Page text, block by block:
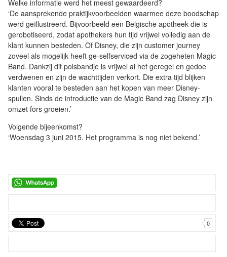
Welke informatie werd het meest gewaardeerd?
‘De aansprekende praktijkvoorbeelden waarmee deze boodschap
werd geïllustreerd. Bijvoorbeeld een Belgische apotheek die is
gerobotiseerd, zodat apothekers hun tijd vrijwel volledig aan de
klant kunnen besteden. Of Disney, die zijn customer journey
zoveel als mogelijk heeft ge-selfserviced via de zogeheten Magic
Band. Dankzij dit polsbandje is vrijwel al het geregel en gedoe
verdwenen en zijn de wachttijden verkort. Die extra tijd blijken
klanten vooral te besteden aan het kopen van meer Disney-
spullen. Sinds de introductie van de Magic Band zag Disney zijn
omzet fors groeien.’
Volgende bijeenkomst?
‘Woensdag 3 juni 2015. Het programma is nog niet bekend.’
0